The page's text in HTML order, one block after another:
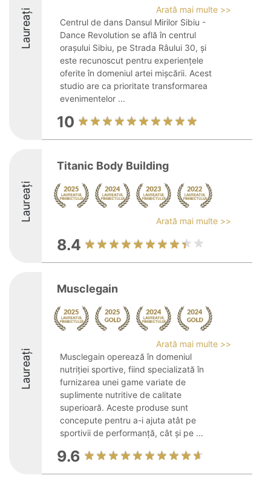
Laureați
Arată mai multe >>
Centrul de dans Dansul Mirilor Sibiu -
Dance Revolution se află în centrul
orașului Sibiu, pe Strada Râului 30, și
este recunoscut pentru experiențele
oferite în domeniul artei mișcării. Acest
studio are ca prioritate transformarea
evenimentelor ...
10
Laureați
Titanic Body Building
Arată mai multe >>
8.4
Laureați
Musclegain
Arată mai multe >>
Musclegain operează în domeniul
nutriției sportive, fiind specializată în
furnizarea unei game variate de
suplimente nutritive de calitate
superioară. Aceste produse sunt
concepute pentru a-i ajuta atât pe
sportivii de performanță, cât și pe ...
9.6